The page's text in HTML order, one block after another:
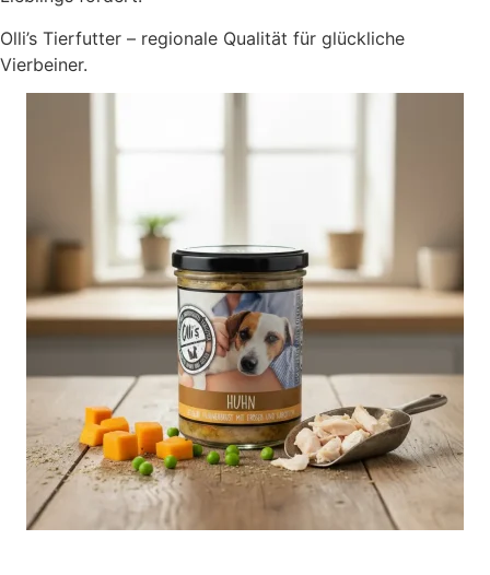
Olli’s Tierfutter – regionale Qualität für glückliche
Vierbeiner.